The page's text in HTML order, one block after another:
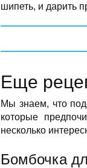
шипеть, и дарить
Еще
Мы знаем, что
которые
несколько
Бомбочка